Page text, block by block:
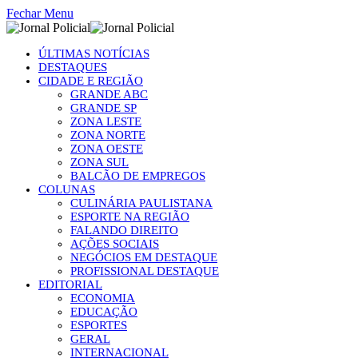
Fechar Menu
ÚLTIMAS NOTÍCIAS
DESTAQUES
CIDADE E REGIÃO
GRANDE ABC
GRANDE SP
ZONA LESTE
ZONA NORTE
ZONA OESTE
ZONA SUL
BALCÃO DE EMPREGOS
COLUNAS
CULINÁRIA PAULISTANA
ESPORTE NA REGIÃO
FALANDO DIREITO
AÇÕES SOCIAIS
NEGÓCIOS EM DESTAQUE
PROFISSIONAL DESTAQUE
EDITORIAL
ECONOMIA
EDUCAÇÃO
ESPORTES
GERAL
INTERNACIONAL